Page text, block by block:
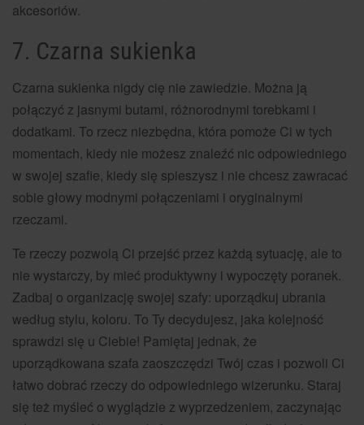
akcesoriów.
7. Czarna sukienka
Czarna sukienka nigdy cię nie zawiedzie. Można ją
połączyć z jasnymi butami, różnorodnymi torebkami i
dodatkami. To rzecz niezbędna, która pomoże Ci w tych
momentach, kiedy nie możesz znaleźć nic odpowiedniego
w swojej szafie, kiedy się spieszysz i nie chcesz zawracać
sobie głowy modnymi połączeniami i oryginalnymi
rzeczami.
Te rzeczy pozwolą Ci przejść przez każdą sytuację, ale to
nie wystarczy, by mieć produktywny i wypoczęty poranek.
Zadbaj o organizację swojej szafy: uporządkuj ubrania
według stylu, koloru. To Ty decydujesz, jaka kolejność
sprawdzi się u Ciebie! Pamiętaj jednak, że
uporządkowana szafa zaoszczędzi Twój czas i pozwoli Ci
łatwo dobrać rzeczy do odpowiedniego wizerunku. Staraj
się też myśleć o wyglądzie z wyprzedzeniem, zaczynając